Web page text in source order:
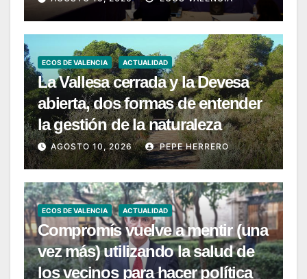
ECOS DE VALENCIA ACTUALIDAD
La Vallesa cerrada y la Devesa
abierta, dos formas de entender
la gestión de la naturaleza
AGOSTO 10, 2026 PEPE HERRERO
ECOS DE VALENCIA ACTUALIDAD
Compromís vuelve a mentir (una
vez más) utilizando la salud de
los vecinos para hacer política